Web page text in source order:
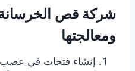
شركة قص
ومعالجتها
إنشاء فتحات في عصب